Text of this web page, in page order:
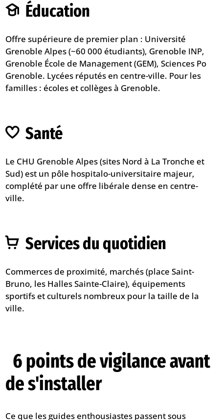
Éducation
Offre supérieure de premier plan : Université
Grenoble Alpes (~60 000 étudiants), Grenoble INP,
Grenoble École de Management (GEM), Sciences Po
Grenoble. Lycées réputés en centre-ville. Pour les
familles : écoles et collèges à Grenoble.
Santé
Le CHU Grenoble Alpes (sites Nord à La Tronche et
Sud) est un pôle hospitalo-universitaire majeur,
complété par une offre libérale dense en centre-
ville.
Services du quotidien
Commerces de proximité, marchés (place Saint-
Bruno, les Halles Sainte-Claire), équipements
sportifs et culturels nombreux pour la taille de la
ville.
6 points de vigilance avant
de s'installer
Ce que les guides enthousiastes passent sous